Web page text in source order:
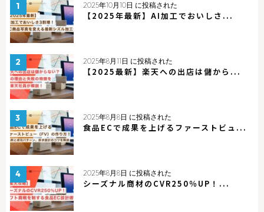
2025年10月10日 に投稿された
【2025年最新】AI加工でおいしさ...
2025年8月11日 に投稿された
【2025最新】楽天への出店は儲から...
2025年8月8日 に投稿された
食品ECで成果を上げるファーストビュ...
2025年8月8日 に投稿された
シーズナル商材のCVR250％UP！...